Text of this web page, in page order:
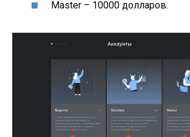
Master – 10000 долларов.